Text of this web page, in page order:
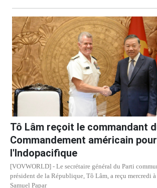
Tô Lâm reçoit le commandant
Commandement américain pour
l'Indopacifique
[VOVWORLD] - Le secrétaire général du Parti
président de la République, Tô Lâm, a reçu mercredi
Samuel Papar